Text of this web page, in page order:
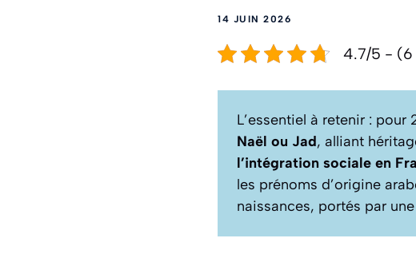
14 JUIN 2026
4.7/5 - (6
L’essentiel à retenir : pour
Naël ou Jad, alliant
l’intégration sociale en
les prénoms d’origine
naissances, portés par